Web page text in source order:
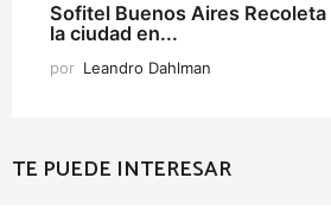
Sofitel Buenos Aires
la ciudad en...
por Leandro Dahlman
TE PUEDE INTERESAR